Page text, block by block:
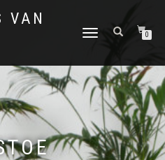
VAN
SCHAKEL
0